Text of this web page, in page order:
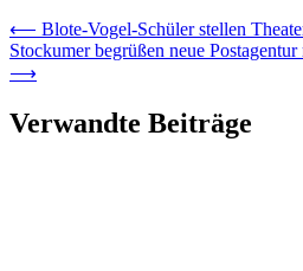
⟵ Blote-Vogel-Schüler stellen
Stockumer begrüßen neue
⟶
Verwandte Beiträge